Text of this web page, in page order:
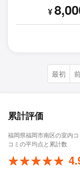
¥
最初
累計評価
福岡県福岡市南区の室内
コミの平均点と累計数